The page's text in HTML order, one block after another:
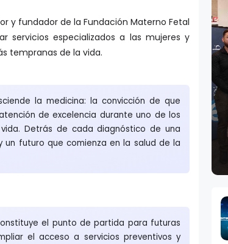
y fundador de la Fundación Materno Fetal
servicios especializados a las mujeres y
tempranas de la vida.
la medicina: la convicción de que
de excelencia durante uno de los
Detrás de cada diagnóstico de una
un futuro que comienza en la salud de la
el punto de partida para futuras
el acceso a servicios preventivos y